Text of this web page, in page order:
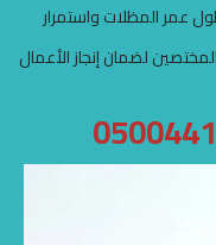
المظلات واستمرار
لضمان إنجاز الأعمال